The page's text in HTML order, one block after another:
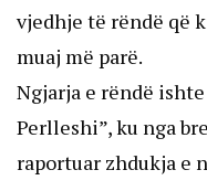
vjedhje të rëndë që
muaj më parë.
Ngjarja e rëndë
Perlleshi”, ku nga
raportuar zhdukja e